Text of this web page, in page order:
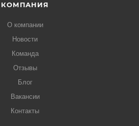
КОМПАНИЯ
О компании
Новости
Команда
Отзывы
Блог
Вакансии
Контакты